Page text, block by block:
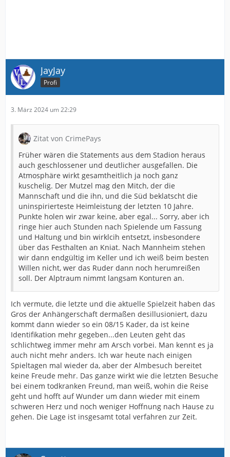
JayJay
Profi
3. März 2024 um 22:29
Zitat von CrimePays
Früher wären die Statements aus dem Stadion heraus
auch geschlossener und deutlicher ausgefallen. Die
Atmosphäre wirkt gesamtheitlich ja noch ganz
kuschelig. Der Mutzel mag den Mitch, der die
Mannschaft und die ihn, und die Süd beklatscht die
uninspirierteste Heimleistung der letzten 10 Jahre.
Punkte holen wir zwar keine, aber egal... Sorry, aber ich
ringe hier auch Stunden nach Spielende um Fassung
und Haltung und bin wirklcih entsetzt, insbesondere
über das Festhalten an Kniat. Nach Mannheim stehen
wir dann endgültig im Keller und ich weiß beim besten
Willen nicht, wer das Ruder dann noch herumreißen
soll. Der Alptraum nimmt langsam Konturen an.
Ich vermute, die letzte und die aktuelle Spielzeit haben das
Gros der Anhängerschaft dermaßen desillusioniert, dazu
kommt dann wieder so ein 08/15 Kader, da ist keine
Identifikation mehr gegeben...den Leuten geht das
schlichtweg immer mehr am Arsch vorbei. Man kennt es ja
auch nicht mehr anders. Ich war heute nach einigen
Spieltagen mal wieder da, aber der Almbesuch bereitet
keine Freude mehr. Das ganze wirkt wie die letzten Besuche
bei einem todkranken Freund, man weiß, wohin die Reise
geht und hofft auf Wunder um dann wieder mit einem
schweren Herz und noch weniger Hoffnung nach Hause zu
gehen. Die Lage ist insgesamt total verfahren zur Zeit.